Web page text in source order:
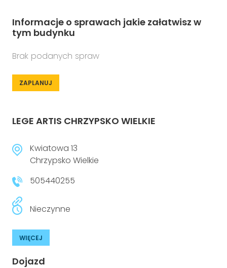
Informacje o sprawach jakie załatwisz w
tym budynku
Brak podanych spraw
ZAPLANUJ
LEGE ARTIS CHRZYPSKO WIELKIE
Kwiatowa 13
Chrzypsko Wielkie
505440255
Nieczynne
WIĘCEJ
Dojazd